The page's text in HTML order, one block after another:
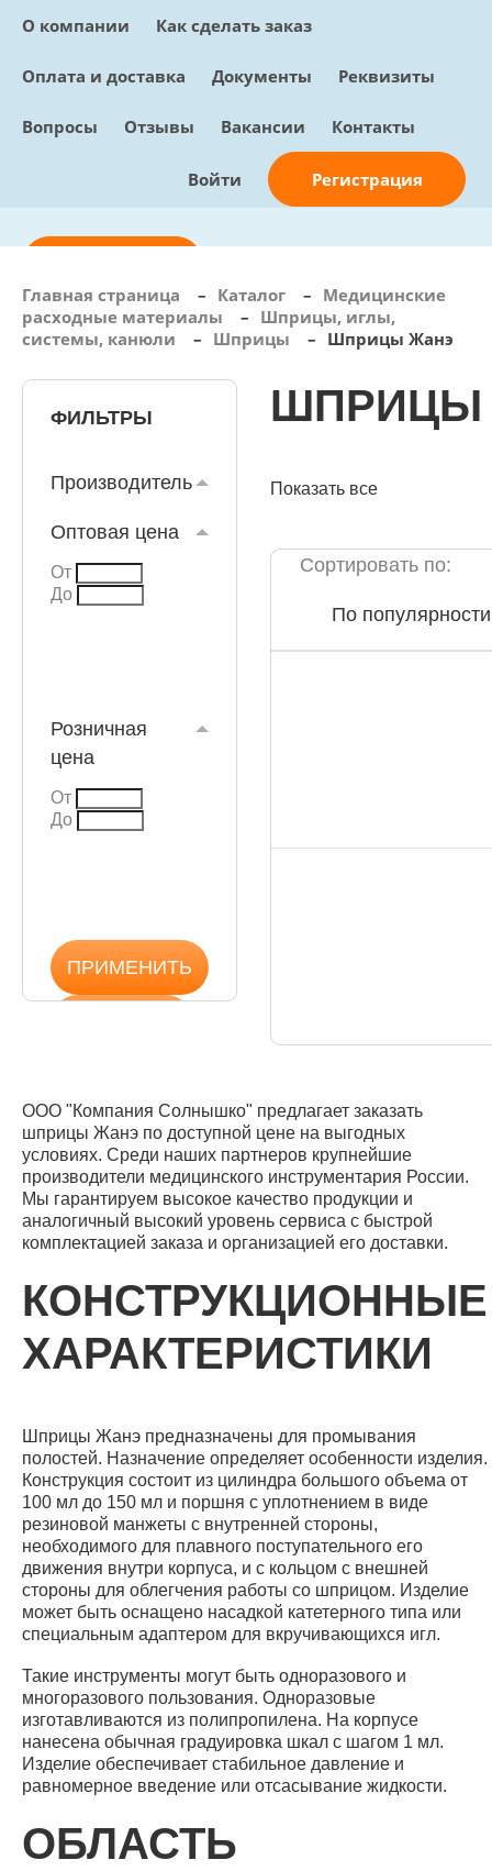
О компании Как сделать заказ
Оплата и доставка Документы Реквизиты
Вопросы Отзывы Вакансии Контакты
Войти Регистрация
info@sunmed.ru
Перезвоните мне
0 позиций, 0 руб.
Главная страница – Каталог – Медицинские
расходные материалы
– Шприцы, иглы,
системы, канюли
– Шприцы – Шприцы Жанэ
ФИЛЬТРЫ
Производитель
Оптовая цена
От
До
Розничная
цена
От
До
ШПРИЦЫ
Показать все
Сортировать по:
По популярности
ООО "Компания Солнышко" предлагает заказать
шприцы Жанэ по доступной цене на выгодных
условиях. Среди наших партнеров крупнейшие
производители медицинского инструментария России.
Мы гарантируем высокое качество продукции и
аналогичный высокий уровень сервиса с быстрой
комплектацией заказа и организацией его доставки.
КОНСТРУКЦИОННЫЕ
ХАРАКТЕРИСТИКИ
Шприцы Жанэ предназначены для промывания
полостей. Назначение определяет особенности изделия.
Конструкция состоит из цилиндра большого объема от
100 мл до 150 мл и поршня с уплотнением в виде
резиновой манжеты с внутренней стороны,
необходимого для плавного поступательного его
движения внутри корпуса, и с кольцом с внешней
стороны для облегчения работы со шприцом. Изделие
может быть оснащено насадкой катетерного типа или
специальным адаптером для вкручивающихся игл.
Такие инструменты могут быть одноразового и
многоразового пользования. Одноразовые
изготавливаются из полипропилена. На корпусе
нанесена обычная градуировка шкал с шагом 1 мл.
Изделие обеспечивает стабильное давление и
равномерное введение или отсасывание жидкости.
ОБЛАСТЬ